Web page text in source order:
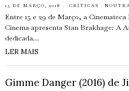
15 DE MARÇO, 2018 CRÍTICAS ·
Entre 15 e 29 de Março, a
Cinema apresenta Stan Brakhage: A
dedicada…
LER MAIS
Gimme Danger (2016) de